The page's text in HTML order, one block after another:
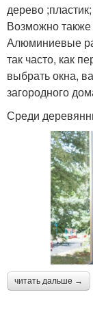
дерево
Возможно
Алюминиевые
так часто, как
выбрать окна,
загородного
Среди
читать дальше →